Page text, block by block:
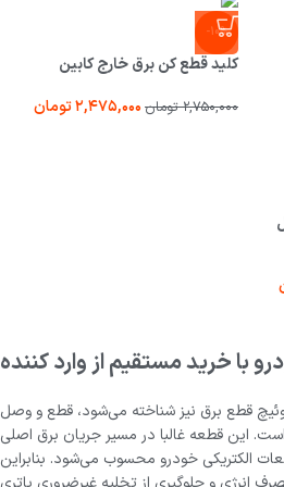
-10%
کلید قطع کن برق خارج کابین
۲,۷۵۰,۰۰۰ تومان۲,۴۷۵,۰۰۰تومان
با خرید مستقیم از وارد کننده
قطع برق نیز شناخته می‌شود، قطع و وصل
این قطعه غالبا در مسیر جریان برق اصلی
الکتریکی خودرو محسوب می‌شود. بنابراین